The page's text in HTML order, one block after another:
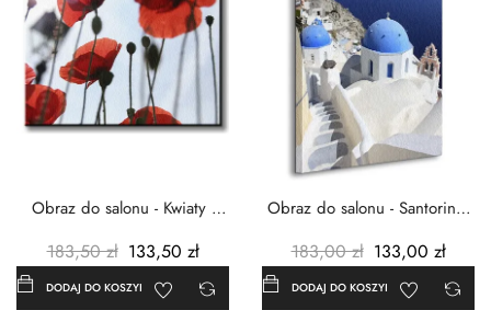
Obraz do salonu - Kwiaty -
183,50 zł 133,50 zł
DODAJ DO KOSZYKA
Obraz do salonu - Santorini -
183,00 zł 133,00 zł
DODAJ DO KOSZYKA